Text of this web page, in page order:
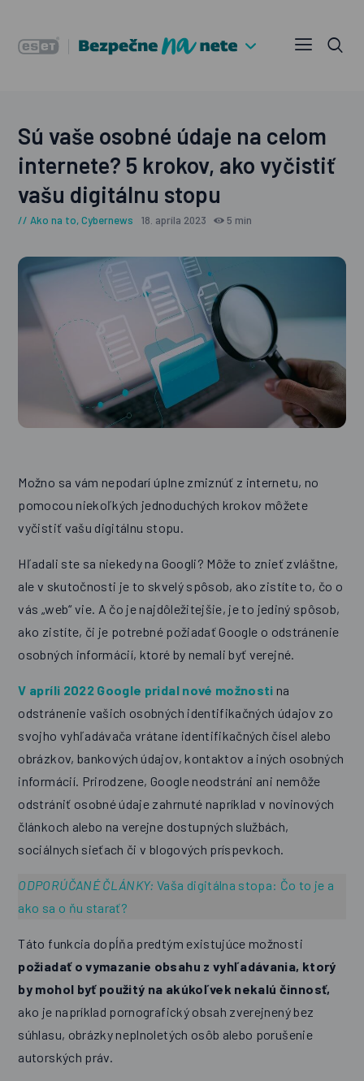
Sú vaše osobné údaje na celom
internete? 5 krokov, ako vyčistiť
vašu digitálnu stopu
Ako na to,Cybernews 18. apríla 2023 5 min
Možno sa vám nepodarí úplne zmiznúť z internetu, no
pomocou niekoľkých jednoduchých krokov môžete
vyčistiť vašu digitálnu stopu.
Hľadali ste sa niekedy na Googli? Môže to znieť zvláštne,
ale v skutočnosti je to skvelý spôsob, ako zistíte to, čo o
vás „web“ vie. A čo je najdôležitejšie, je to jediný spôsob,
ako zistíte, či je potrebné požiadať Google o odstránenie
osobných informácií, ktoré by nemali byť verejné.
V apríli 2022 Google pridal nové možnosti na
odstránenie vašich osobných identifikačných údajov zo
svojho vyhľadávača vrátane identifikačných čísel alebo
obrázkov, bankových údajov, kontaktov a iných osobných
informácií. Prirodzene, Google neodstráni ani nemôže
odstrániť osobné údaje zahrnuté napríklad v novinových
článkoch alebo na verejne dostupných službách,
sociálnych sieťach či v blogových príspevkoch.
ODPORÚČANÉ ČLÁNKY: Vaša digitálna stopa: Čo to je a
ako sa o ňu starať?
Táto funkcia dopĺňa predtým existujúce možnosti
požiadať o vymazanie obsahu z vyhľadávania, ktorý
by mohol byť použitý na akúkoľvek nekalú činnosť,
ako je napríklad pornografický obsah zverejnený bez
súhlasu, obrázky neplnoletých osôb alebo porušenie
autorských práv.